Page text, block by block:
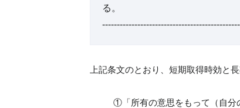
る。
上記条文のとおり、短期取得時効と
①「所有の意思をもって（自分